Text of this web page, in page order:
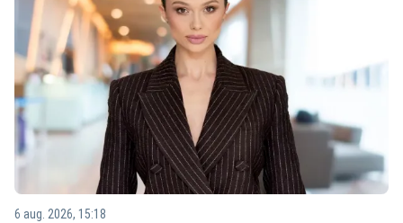
6 aug. 2026, 15:18